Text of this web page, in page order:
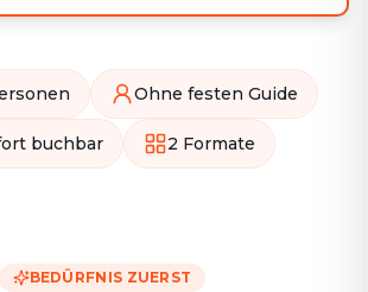
Ohne festen Guide
buchbar 2 Formate
BEDÜRFNIS ZUERST